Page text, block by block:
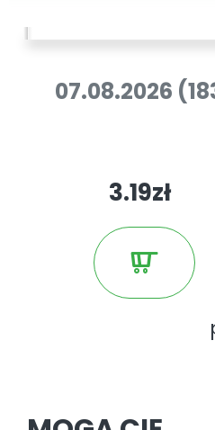
07.08.2026
3.19zł